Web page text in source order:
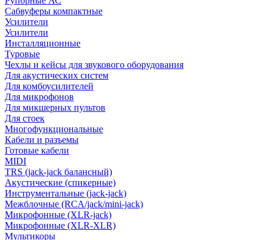
Сабвуферы компактные
Усилители
Усилители
Инсталляционные
Туровые
Чехлы и кейсы для звукового оборудования
Для акустических систем
Для комбоусилителей
Для микрофонов
Для микшерных пультов
Для стоек
Многофункциональные
Кабели и разъемы
Готовые кабели
MIDI
TRS (jack-jack балансный)
Акустические (спикерные)
Инструментальные (jack-jack)
Межблочные (RCA/jack/mini-jack)
Микрофонные (XLR-jack)
Микрофонные (XLR-XLR)
Мультикоры